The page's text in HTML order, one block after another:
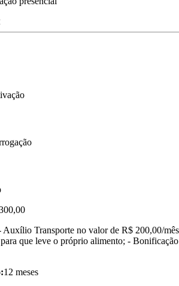
Auxílio Transporte no valor de R$ 200,00/
que leve o próprio alimento; - Bonificação
12 meses